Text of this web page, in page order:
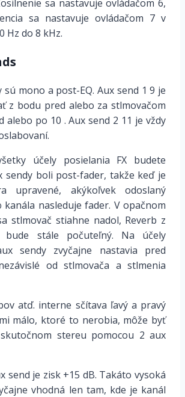
sa nastavuje ovládačom 6,
sa nastavuje ovládačom 7 v
Hz do 8 kHz.
sú mono a post-EQ. Aux send 1 9 je
z bodu pred alebo za stlmovačom
alebo po 10 . Aux send 2 11 je vždy
účely posielania FX budete
sendy boli post-fader, takže keď je
upravené, akýkoľvek odoslaný
nasleduje fader. V opačnom
stlmovač stiahne nadol, Reverb z
stále počuteľný. Na účely
sendy zvyčajne nastavia pred
od stlmovača a stlmenia
atď. interne sčítava ľavý a pravý
málo, ktoré to nerobia, môže byť
stereu pomocou 2 aux
send je zisk +15 dB. Takáto vysoká
vhodná len tam, kde je kanál